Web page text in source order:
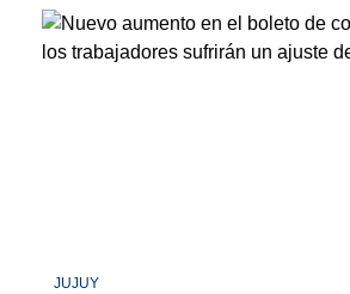
JUJUY